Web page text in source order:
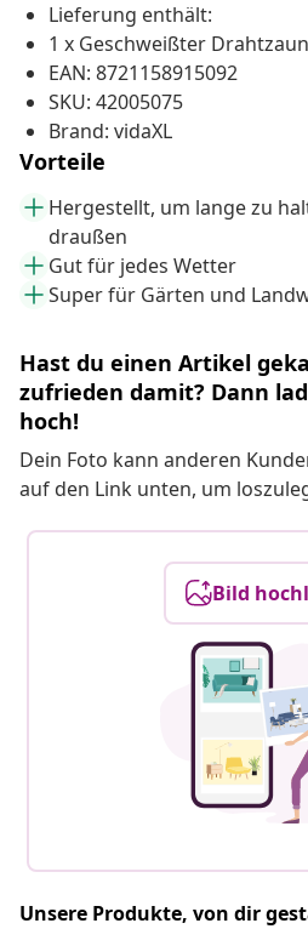
Lieferung enthält:
1 x Geschweißter Drahtzaun
EAN: 8721158915092
SKU: 42005075
Brand: vidaXL
Vorteile
Hergestellt, um lange zu
draußen
Gut für jedes Wetter
Super für Gärten und
Hast du einen Artikel
zufrieden damit? Dann
hoch!
Dein Foto kann anderen
auf den Link unten, um
Bild
Unsere Produkte, von dir